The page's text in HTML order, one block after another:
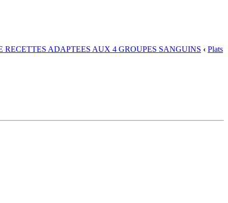
RECETTES ADAPTEES AUX 4 GROUPES SANGUINS ‹ Plats